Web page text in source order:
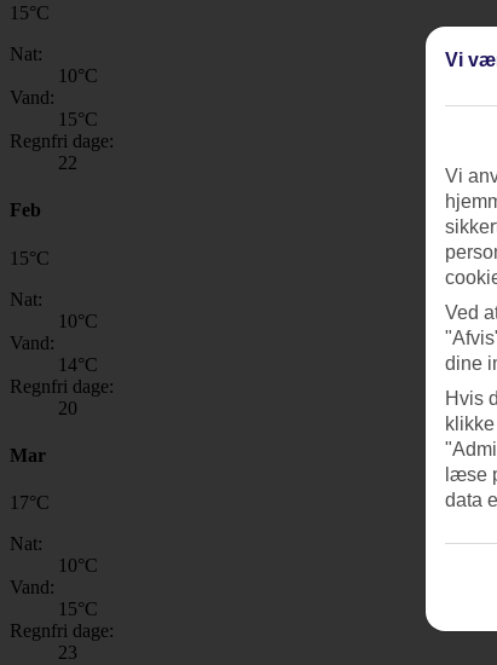
15°C
Nat:
10°C
Vand:
15°C
Regnfri dage:
22
Feb
15°C
Nat:
10°C
Vand:
14°C
Regnfri dage:
20
Mar
17°C
Nat:
10°C
Vand:
15°C
Regnfri dage:
23
Vi
Vi
Ved
dine
Hvis
læse
data